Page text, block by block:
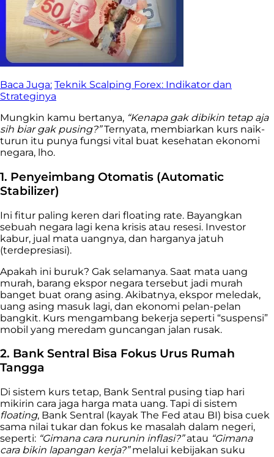
Baca Juga: Teknik Scalping Forex: Indikator dan
Strateginya
Mungkin kamu bertanya, “Kenapa gak dibikin tetap aja
sih biar gak pusing?”Ternyata, membiarkan kurs naik-
turun itu punya fungsi vital buat kesehatan ekonomi
negara, lho.
1. Penyeimbang Otomatis (Automatic
Stabilizer)
Ini fitur paling keren dari floating rate. Bayangkan
sebuah negara lagi kena krisis atau resesi. Investor
kabur, jual mata uangnya, dan harganya jatuh
(terdepresiasi).
Apakah ini buruk? Gak selamanya. Saat mata uang
murah, barang ekspor negara tersebut jadi murah
banget buat orang asing. Akibatnya, ekspor meledak,
uang asing masuk lagi, dan ekonomi pelan-pelan
bangkit. Kurs mengambang bekerja seperti “suspensi”
mobil yang meredam guncangan jalan rusak.
2. Bank Sentral Bisa Fokus Urus Rumah
Tangga
Di sistem kurs tetap, Bank Sentral pusing tiap hari
mikirin cara jaga harga mata uang. Tapi di sistem
floating, Bank Sentral (kayak The Fed atau BI) bisa cuek
sama nilai tukar dan fokus ke masalah dalam negeri,
seperti: “Gimana cara nurunin inflasi?”atau “Gimana
cara bikin lapangan kerja?”melalui kebijakan suku